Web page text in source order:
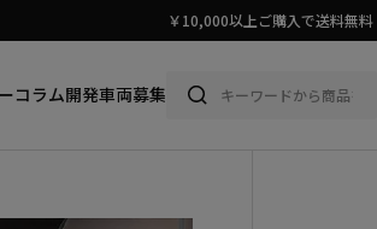
スタイリッシュに車に乗ろう。
コラム開発車両募集